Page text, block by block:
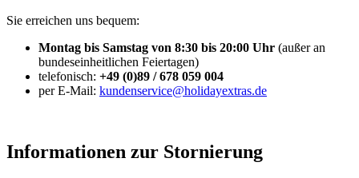
Sie erreichen uns bequem:
Montag bis Samstag von 8:30 bis 20:00 Uhr (außer an
bundeseinheitlichen Feiertagen)
telefonisch: +49 (0)89 / 678 059 004
per E-Mail: kundenservice@holidayextras.de
Informationen zur Stornierung